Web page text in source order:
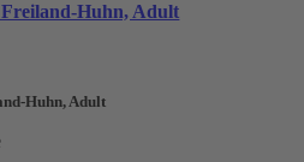
Huhn, Adult
Huhn, Adult